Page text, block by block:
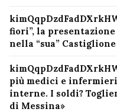
fiori”, la
nella “sua”
più medici e
interne. I soldi?
di Messina»